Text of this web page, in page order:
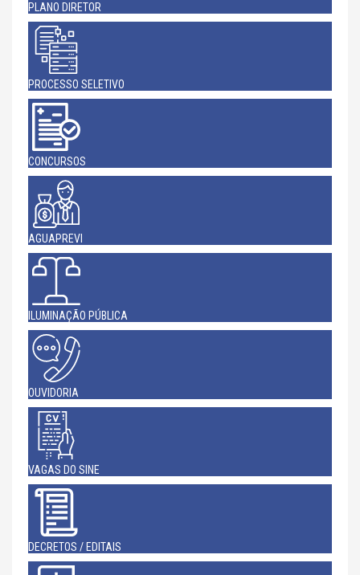
PLANO DIRETOR
PROCESSO SELETIVO
CONCURSOS
AGUAPREVI
ILUMINAÇÃO PÚBLICA
OUVIDORIA
VAGAS DO SINE
DECRETOS / EDITAIS